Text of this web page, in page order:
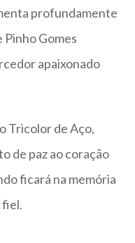
profundamente
Gomes
apaixonado
Tricolor de Aço,
de paz ao coração
ficará na memória